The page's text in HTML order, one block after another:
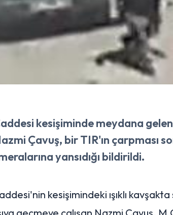
kesişiminde meydana
Çavuş, bir TIR'ın çarpması
yansıdığı bildirildi.
kesişimindeki ışıklı